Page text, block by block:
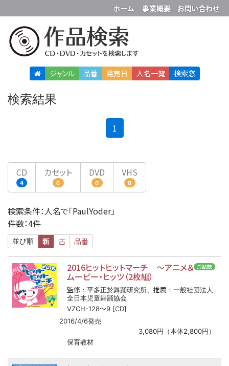
ジャンル 品番 発売日 人名一覧 検索窓
検索結果
1
CD
4
カセット
0
DVD
0
VHS
0
検索条件：人名で「PaulYoder」
件数：4件
並び順 新 古 品番
♫試聴
2016ヒットヒットマーチ ～アニメ＆
ムービー・ヒッツ（2枚組）
監修 ：平多正於舞踊研究所、 推薦 ：一般社団法人
全日本児童舞踊協会
VZCH-128〜9 [CD]
2016/4/6発売
3,080円（本体2,800円）
保育教材